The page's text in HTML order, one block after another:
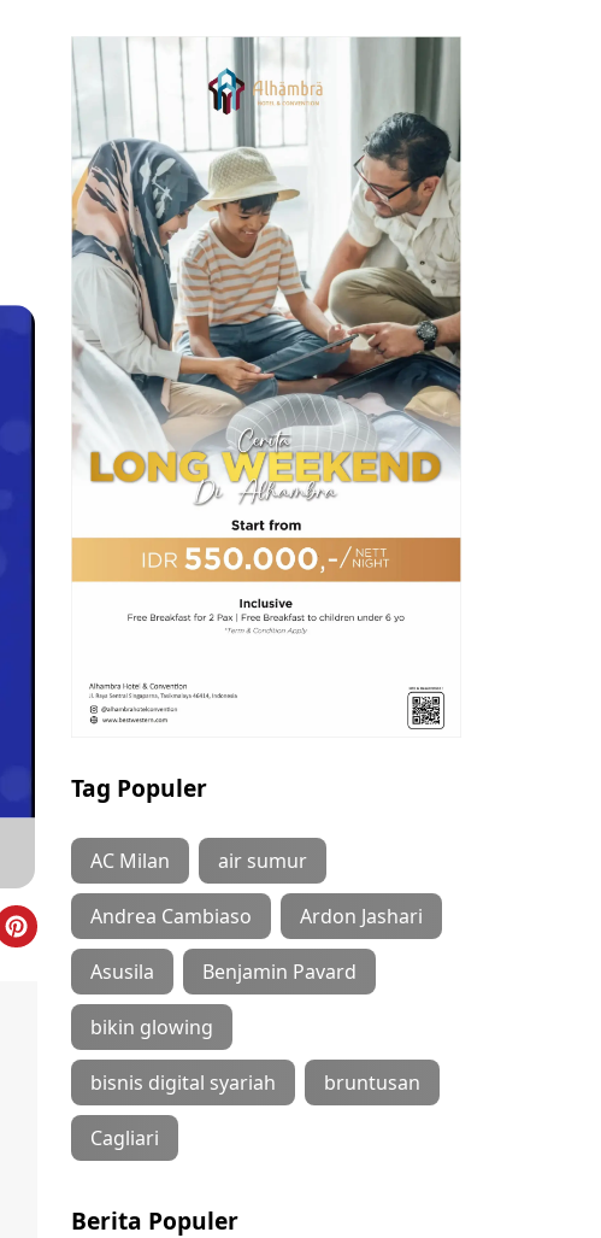
Tag Populer
AC Milan air sumur
Andrea Cambiaso Ardon Jashari
Asusila Benjamin Pavard
bikin glowing
bisnis digital syariah bruntusan
Cagliari
Berita Populer